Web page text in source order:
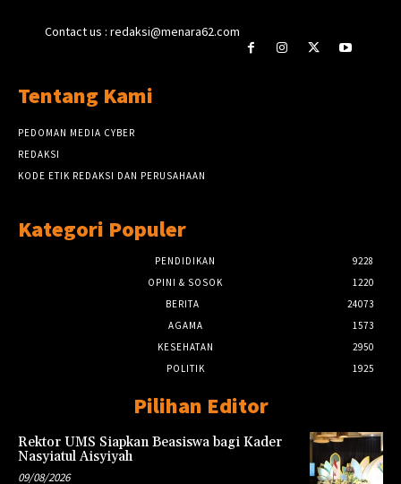
Contact us : redaksi@menara62.com
Tentang Kami
PEDOMAN MEDIA CYBER
REDAKSI
KODE ETIK REDAKSI DAN PERUSAHAAN
Kategori Populer
PENDIDIKAN
9228
OPINI & SOSOK
1220
BERITA
24073
AGAMA
1573
KESEHATAN
2950
POLITIK
1925
Pilihan Editor
Rektor UMS Siapkan Beasiswa bagi Kader
Nasyiatul Aisyiyah
09/08/2026